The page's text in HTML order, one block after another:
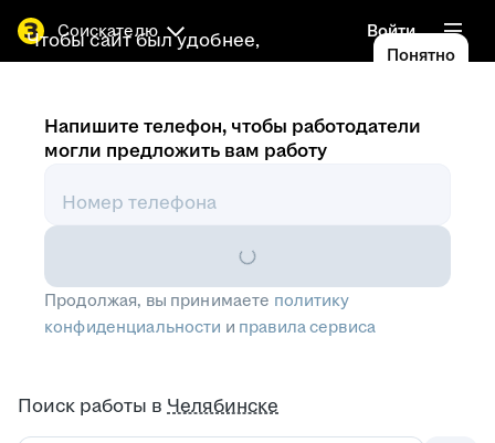
Чтобы сайт был удобнее,
используем cookies
Понятно
Соискателю Войти
Напишите телефон, чтобы работодатели
могли предложить вам работу
Номер телефона
Продолжая, вы принимаете политику
конфиденциальности и правила сервиса
Поиск работы в Челябинске